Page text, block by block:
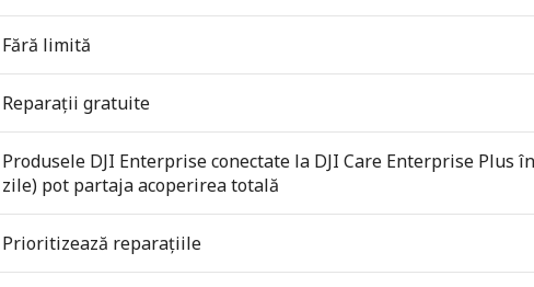
Fără limită
Reparații gratuite
Produsele DJI Enterprise conectate la DJI Care Enterprise Plus
zile) pot partaja acoperirea totală
Prioritizează reparațiile